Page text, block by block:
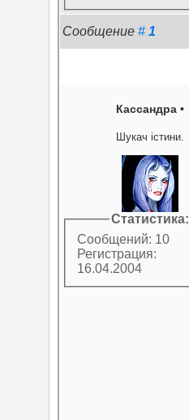
Сообщение#1
Кассандра •
Шукач істини.
Статистика:
Сообщений: 10
Регистрация:
16.04.2004